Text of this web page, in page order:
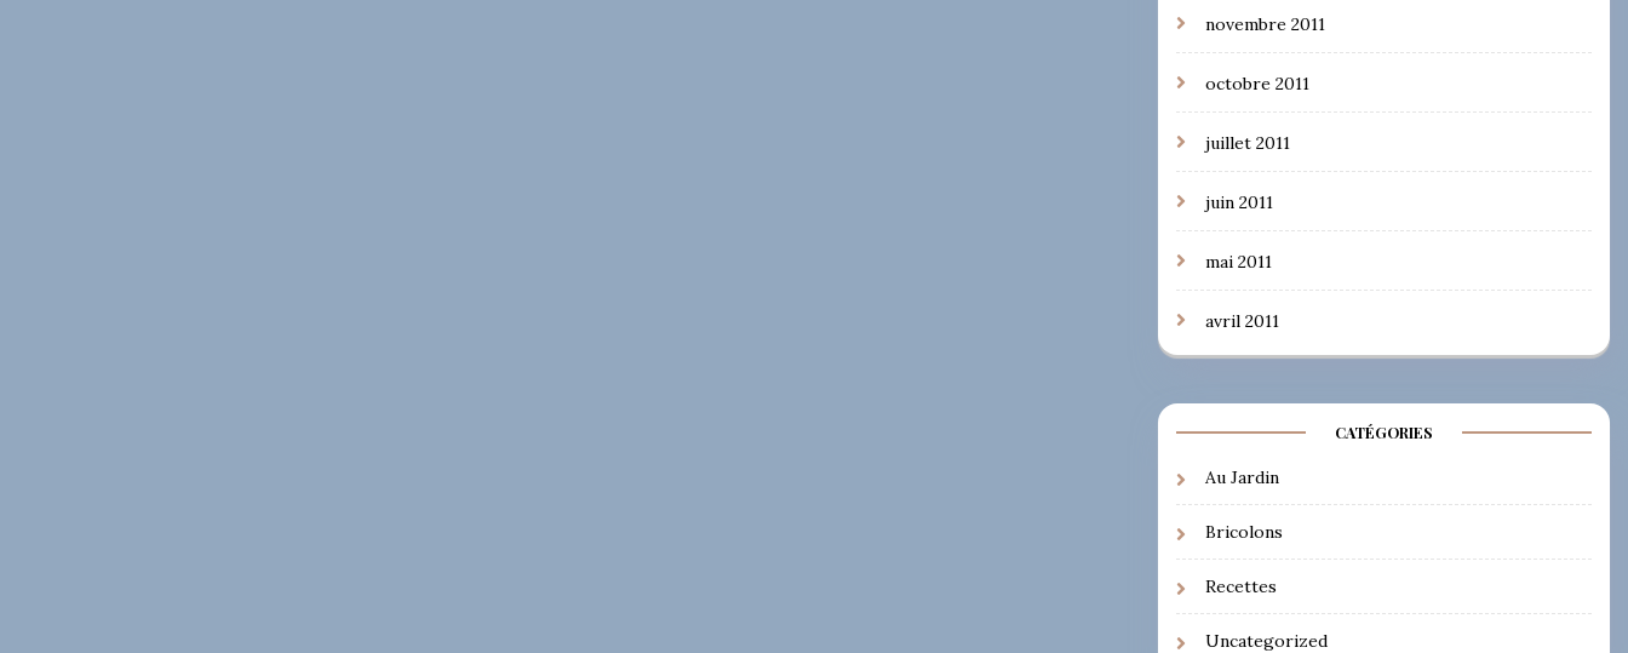
novembre 2011
octobre 2011
juillet 2011
juin 2011
mai 2011
avril 2011
CATÉGORIES
Au Jardin
Bricolons
Recettes
Uncategorized